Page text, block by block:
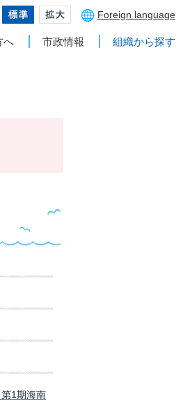
Foreign language
へ 市政情報 組織から探す
1期海南